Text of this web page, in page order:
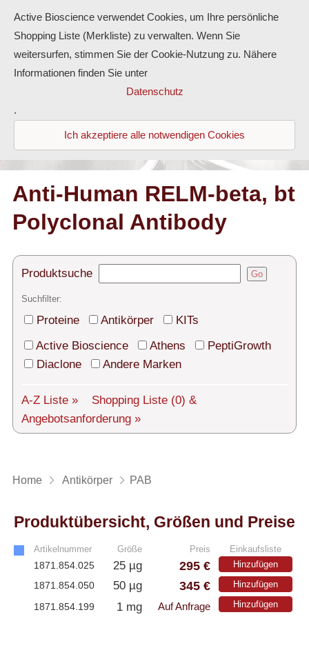
Antikörper
ELISA-Kits
Diaclone Produkte
Home
Kontakt
Versand
Über uns
Service
AGBs
Anti-Human RELM-beta, bt
Polyclonal Antibody
Produktsuche Go
Suchfilter:
Proteine Antikörper
KITs
Active Bioscience
Athens
PeptiGrowth
Diaclone
Andere Marken
A-Z Liste » Shopping Liste (0) &
Angebotsanforderung »
Home Antikörper PAB
Produktübersicht, Größen und Preise
Artikelnummer Größe Preis Einkaufsliste
1871.854.025 25 µg 295 € Hinzufügen
1871.854.050 50 µg 345 € Hinzufügen
1871.854.199 1 mg Auf Anfrage Hinzufügen
Active Bioscience verwendet Cookies, um Ihre persönliche
Shopping Liste (Merkliste) zu verwalten. Wenn Sie
weitersurfen, stimmen Sie der Cookie-Nutzung zu. Nähere
Informationen finden Sie unter
Datenschutz
.
Ich akzeptiere alle notwendigen Cookies